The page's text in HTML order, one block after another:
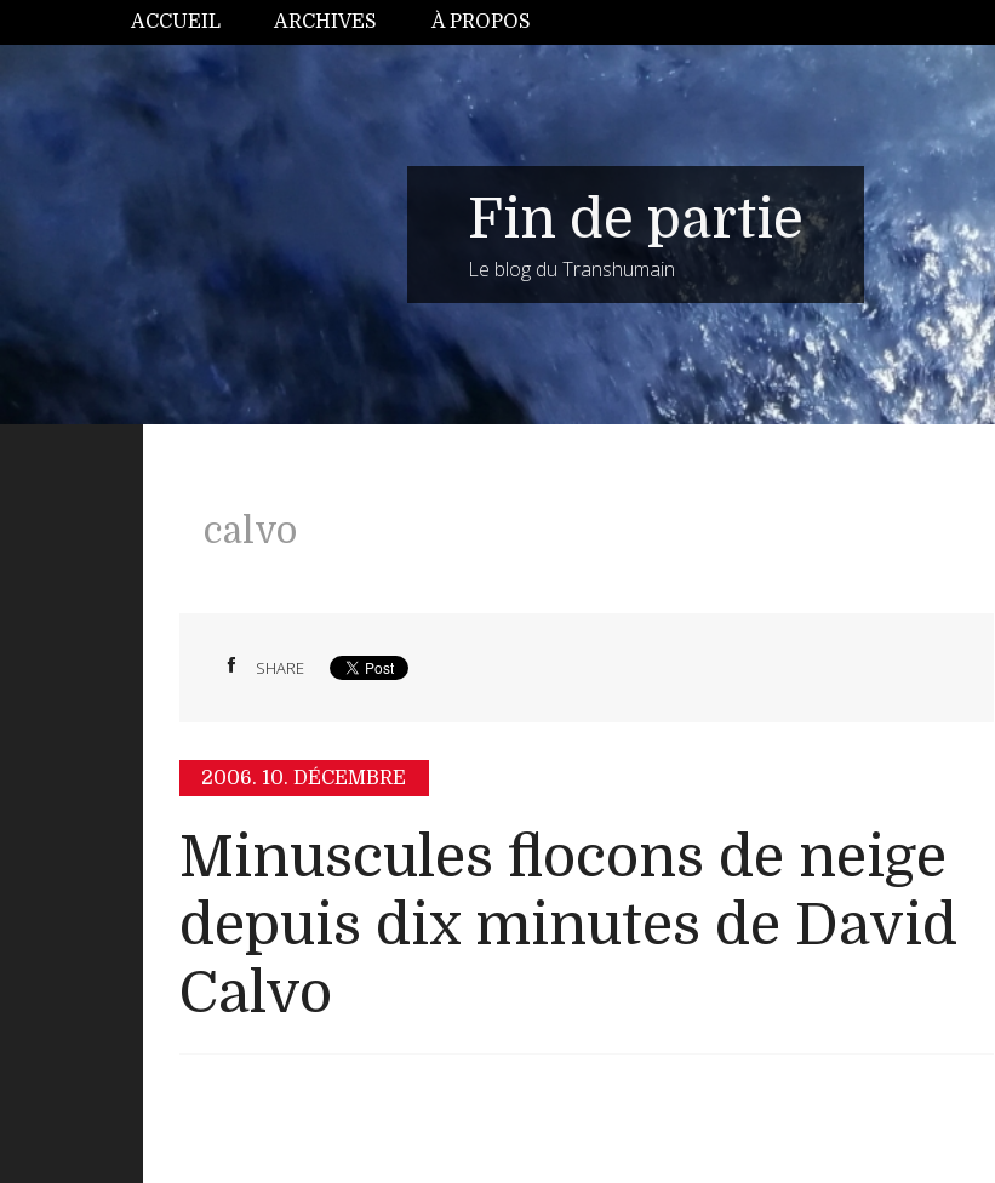
ACCUEIL ARCHIVES À PROPOS
Fin de partie
Le blog du Transhumain
calvo
SHARE
2006. 10. DÉCEMBRE
Minuscules flocons de neige
depuis dix minutes de David
Calvo